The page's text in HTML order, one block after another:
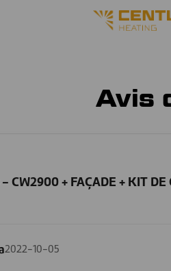
Avis
+ FAÇADE + KIT DE
2022-10-05